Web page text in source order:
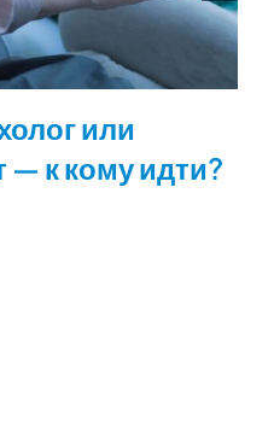
или
— к кому идти?